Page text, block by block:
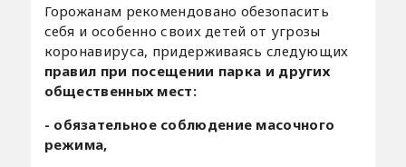
Горожанам рекомендовано обезопасить
себя и особенно своих детей от угрозы
коронавируса, придерживаясь следующих
правил при посещении парка и других
общественных мест:
- обязательное соблюдение масочного
режима,